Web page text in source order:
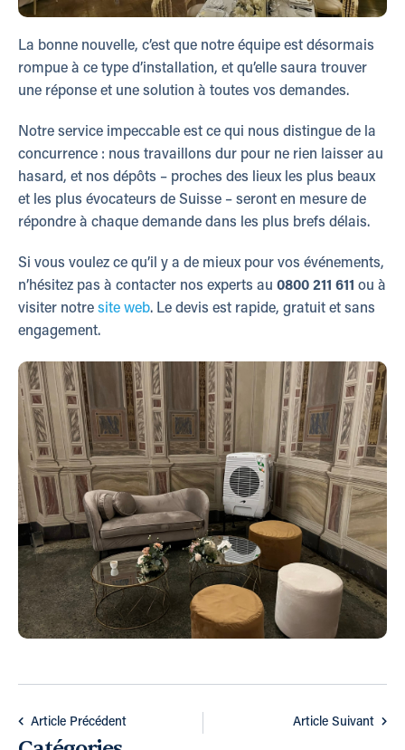
La bonne nouvelle, c’est que notre équipe est désormais
rompue à ce type d’installation, et qu’elle saura trouver
une réponse et une solution à toutes vos demandes.
Notre service impeccable est ce qui nous distingue de la
concurrence : nous travaillons dur pour ne rien laisser au
hasard, et nos dépôts – proches des lieux les plus beaux
et les plus évocateurs de Suisse – seront en mesure de
répondre à chaque demande dans les plus brefs délais.
Si vous voulez ce qu’il y a de mieux pour vos événements,
n’hésitez pas à contacter nos experts au 0800 211 611 ou à
visiter notre site web. Le devis est rapide, gratuit et sans
engagement.
Article Précédent Article Suivant